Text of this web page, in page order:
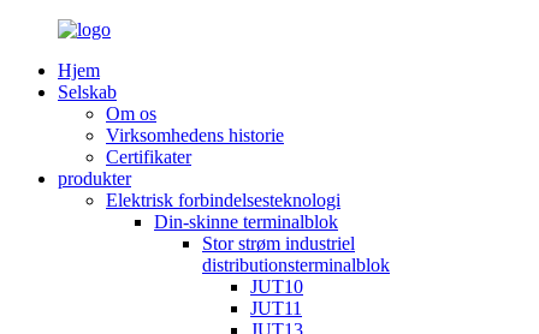
Hjem
Selskab
Om os
Virksomhedens historie
Certifikater
produkter
Elektrisk forbindelsesteknologi
Din-skinne terminalblok
Stor strøm industriel
distributionsterminalblok
JUT10
JUT11
JUT13